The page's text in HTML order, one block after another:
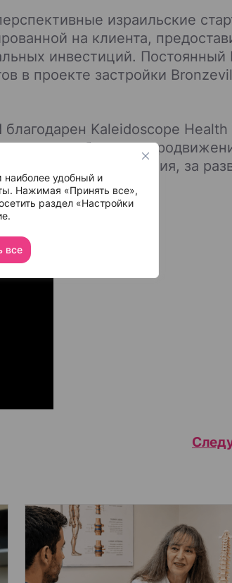
удобный и
Нажимая «Принять все»,
раздел «Настройки
все
израильские
на клиента,
инвестиций. Постоянный
в проекте застройки
Kaleidoscope Health
за работу над
здравоохранения, за
штате”.